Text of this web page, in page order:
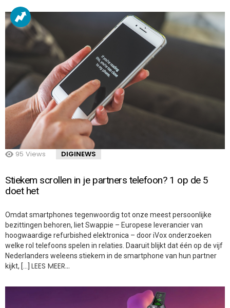
95 Views DIGINEWS
Stiekem scrollen in je partners telefoon? 1 op de 5
doet het
Omdat smartphones tegenwoordig tot onze meest persoonlijke
bezittingen behoren, liet Swappie – Europese leverancier van
hoogwaardige refurbished elektronica – door iVox onderzoeken
welke rol telefoons spelen in relaties. Daaruit blijkt dat één op de vijf
Nederlanders weleens stiekem in de smartphone van hun partner
kijkt, […] LEES MEER…